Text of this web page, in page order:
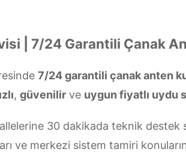
| 7/24 Garantili Çanak
7/24 garantili çanak anten
, güvenilir ve uygun fiyatlı uydu
30 dakikada teknik
ve merkezi sistem tamiri